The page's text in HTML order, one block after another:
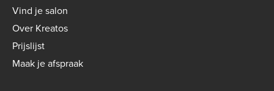
Footer
menu
-
B2C
Vind je salon
Over Kreatos
Prijslijst
Maak je afspraak